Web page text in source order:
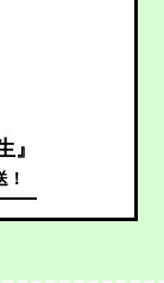
』